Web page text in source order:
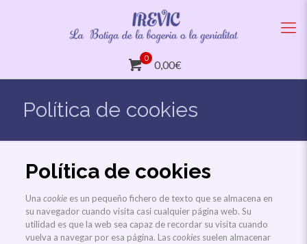
0
0,00€
Política de cookies
Política de cookies
Una cookiees un pequeño fichero de texto que se almacena en
su navegador cuando visita casi cualquier página web. Su
utilidad es que la web sea capaz de recordar su visita cuando
vuelva a navegar por esa página. Lascookiessuelen almacenar